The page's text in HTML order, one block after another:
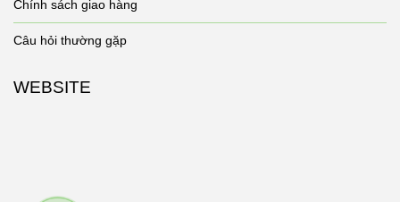
Chính sách giao hàng
Câu hỏi thường gặp
WEBSITE